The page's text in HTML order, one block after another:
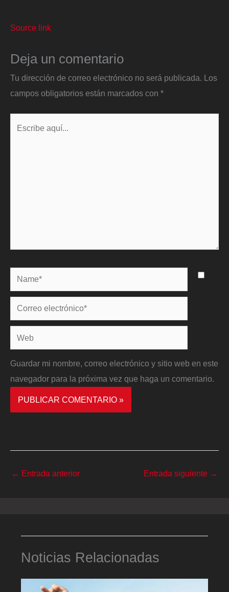
Source link
Deja un comentario
Tu dirección de correo electrónico no será publicada. Los
campos obligatorios están marcados con *
Name*
Correo
electrónico*
Web
Guardar mi nombre, correo electrónico y sitio web en este
navegador para la próxima vez que haga un comentario.
← Entrada anterior Entrada siguiente →
Noticias Relacionadas